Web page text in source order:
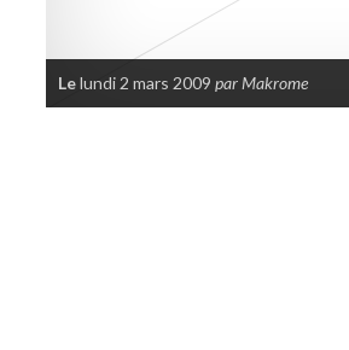
Lelundi 2 mars 2009 par Makrome